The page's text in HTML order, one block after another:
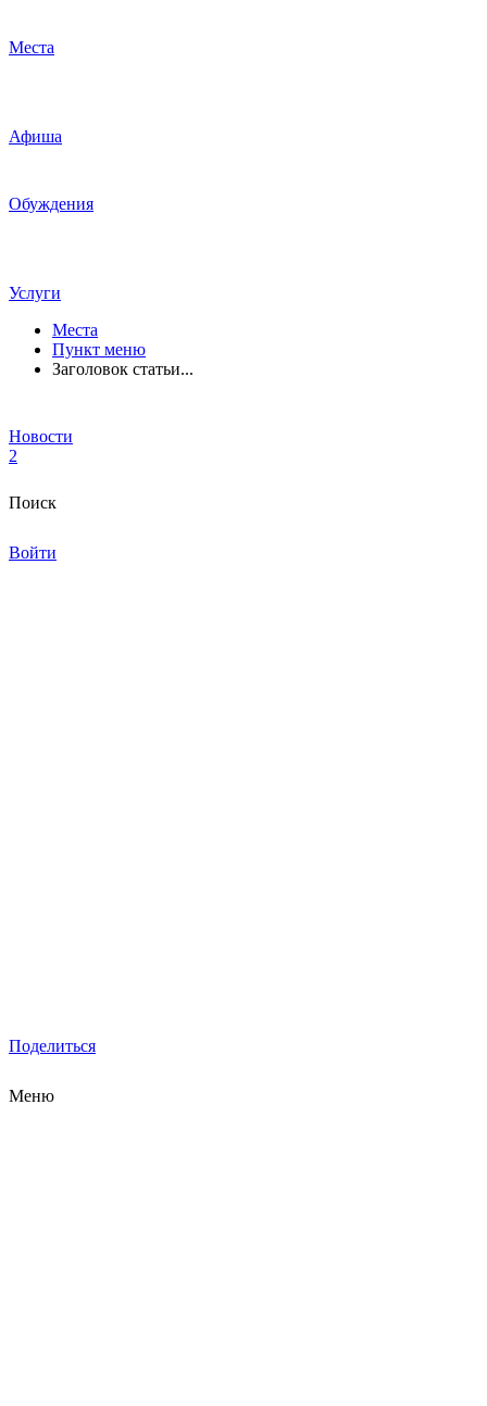
Места
Афиша
Обуждения
Услуги
Места
Пункт меню
Заголовок статьи...
Новости
2
Поиск
Войти
Поделиться
Меню